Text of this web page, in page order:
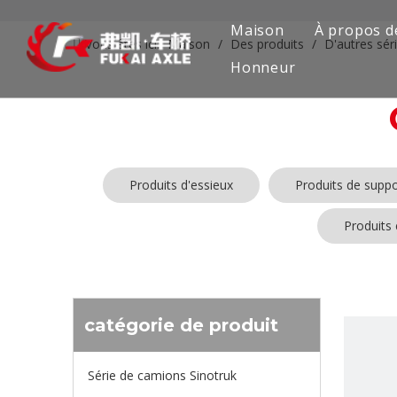
Maison À propos
Honneur
Vous êtes ici: Maison / Des produits / D'autres
Produits d'essieux Produits de
Produits
catégorie de produit
Série de camions Sinotruk